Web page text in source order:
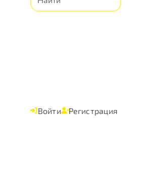
Войти Регистрация